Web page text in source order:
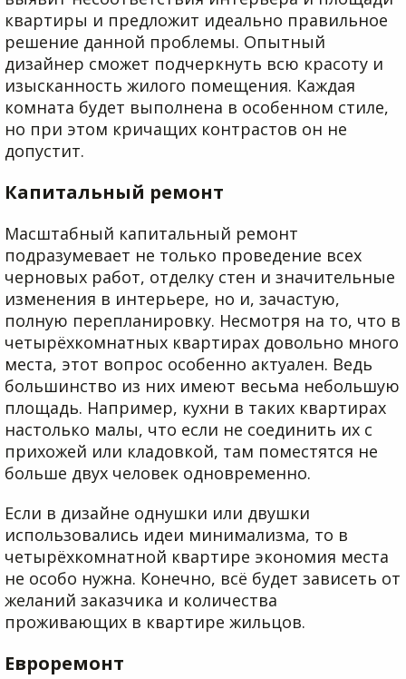
квартиры и предложит идеально правильное
решение данной проблемы. Опытный
дизайнер сможет подчеркнуть всю красоту и
изысканность жилого помещения. Каждая
комната будет выполнена в особенном стиле,
но при этом кричащих контрастов он не
допустит.
Капитальный ремонт
Масштабный капитальный ремонт
подразумевает не только проведение всех
черновых работ, отделку стен и значительные
изменения в интерьере, но и, зачастую,
полную перепланировку. Несмотря на то, что в
четырёхкомнатных квартирах довольно много
места, этот вопрос особенно актуален. Ведь
большинство из них имеют весьма небольшую
площадь. Например, кухни в таких квартирах
настолько малы, что если не соединить их с
прихожей или кладовкой, там поместятся не
больше двух человек одновременно.
Если в дизайне однушки или двушки
использовались идеи минимализма, то в
четырёхкомнатной квартире экономия места
не особо нужна. Конечно, всё будет зависеть от
желаний заказчика и количества
проживающих в квартире жильцов.
Евроремонт